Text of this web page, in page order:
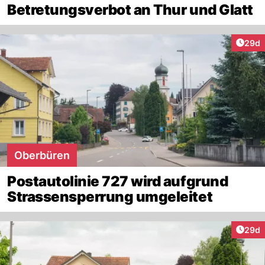
Betretungsverbot an Thur und Glatt
29d
Oberbüren
Postautolinie 727 wird aufgrund
Strassensperrung umgeleitet
29d